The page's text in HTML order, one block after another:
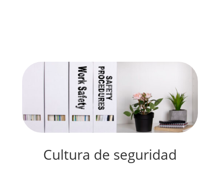
Cultura de seguridad